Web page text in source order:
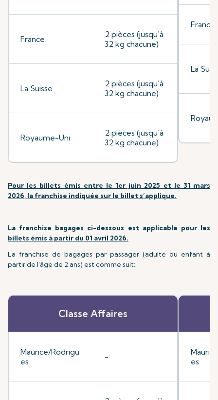
France
2 pièces (jusqu'à
32 kg chacune)
La Suisse
2 pièces (jusqu'à
32 kg chacune)
Royaume-Uni
2 pièces (jusqu'à
32 kg chacune)
France
La
Pour les billets émis entre le 1er juin 2025 et le 31 mars
2026, la franchise indiquée sur le billet s’applique.
La franchise bagages ci-dessous est applicable pour les
billets émis à partir du 01 avril 2026.
La franchise de bagages par passager (adulte ou enfant à
partir de l'âge de 2 ans) est comme suit:
Classe Affaires
Maurice/Rodrigu
es
-
es